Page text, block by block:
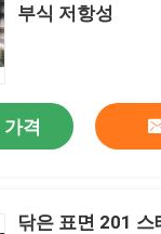
부식 저항성
격
닦은 표면 201